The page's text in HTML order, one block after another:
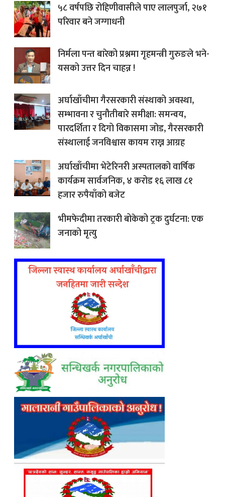
५८ वर्षपछि रोहिणीवासीले पाए लालपुर्जा, २७१
परिवार बने जग्गाधनी
निर्मला पन्त बारेको प्रश्नमा गृहमन्त्री गुरुङले भने-
यसको उत्तर दिन चाहन्न !
अर्घाखाँचीमा गैरसरकारी संस्थाको अवस्था,
सम्भावना र चुनौतीबारे समीक्षा: समन्वय,
पारदर्शिता र दिगो विकासमा जोड, गैरसरकारी
संस्थालाई जनविश्वास कायम राख्न आग्रह
अर्घाखाँचीमा भेटेरिनरी अस्पतालको वार्षिक
कार्यक्रम सार्वजनिक, ४ करोड १६ लाख ८१
हजार रुपैयाँको बजेट
भीमफेदीमा तरकारी बोकेको ट्रक दुर्घटना: एक
जनाको मृत्यु